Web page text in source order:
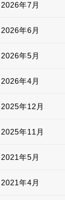
2026年7月
2026年6月
2026年5月
2026年4月
2025年12月
2025年11月
2021年5月
2021年4月